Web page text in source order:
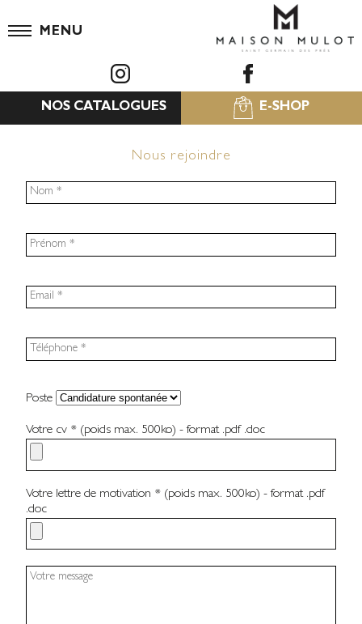
NOS CATALOGUES E-SHOP
MENU
Nous rejoindre
Poste
Votre cv * (poids max. 500ko) - format .pdf .doc
Votre lettre de motivation * (poids max. 500ko) - format .pdf
.doc